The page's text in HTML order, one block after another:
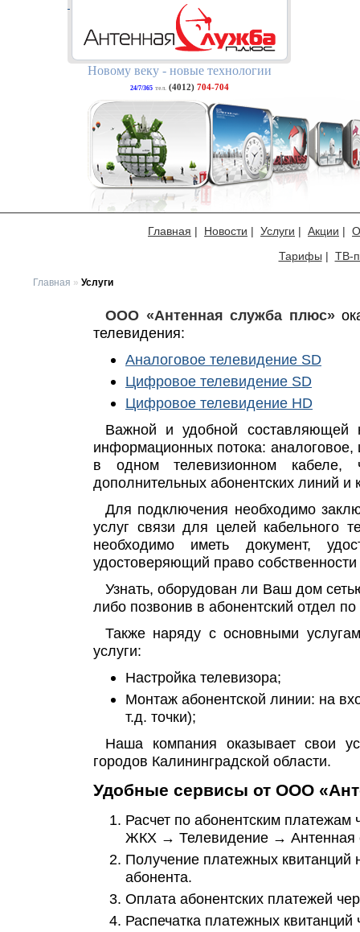
Новому веку - новые технологии
24/7/365 тел. (4012)704-704
Главная | Новости | Услуги | Акции |
Тарифы | ТВ-
Главная » Услуги
ООО «Антенная служба плюс»
телевидения:
Аналоговое телевидение SD
Цифровое телевидение SD
Цифровое телевидение HD
Важной и удобной составляющей
информационных потока:
в одном телевизионном
дополнительных абонентских линий и
Для подключения необходимо
услуг связи для целей
необходимо иметь документ,
удостоверяющий право собственности
Узнать, оборудован ли Ваш дом
либо позвонив в абонентский отдел
Также наряду с основными
услуги:
Настройка телевизора;
Монтаж абонентской линии: на
т.д. точки);
Наша компания оказывает свои
городов Калининградской области.
Удобные сервисы от ООО
Расчет по абонентским
ЖКХ → Телевидение → Антенная
Получение платежных квитанций
абонента.
Оплата абонентских платежей
Распечатка платежных квитанций